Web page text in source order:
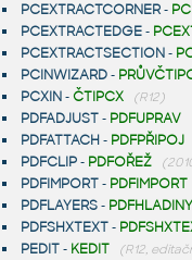
PCEXTRACTCORNER-
PCEXTRACTEDGE-
PCEXTRACTSECTION-
PCINWIZARD-
PCXIN-ČTIPCX (R12)
PDFADJUST- PDFUPRAV
PDFATTACH- PDFPŘIPOJ
PDFCLIP- PDFOŘEŽ
PDFIMPORT- PDFIMPORT
PDFLAYERS- PDFHLADINY
PDFSHXTEXT-
PEDIT- KEDIT (R12,